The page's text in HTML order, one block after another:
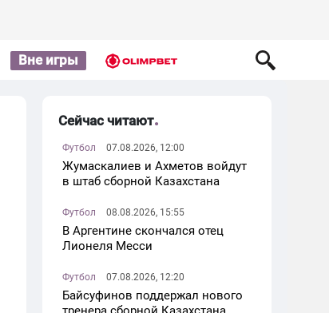
Вне игры
Сейчас читают
Футбол 07.08.2026, 12:00
Жумаскалиев и Ахметов войдут
в штаб сборной Казахстана
Футбол 08.08.2026, 15:55
В Аргентине скончался отец
Лионеля Месси
Футбол 07.08.2026, 12:20
Байсуфинов поддержал нового